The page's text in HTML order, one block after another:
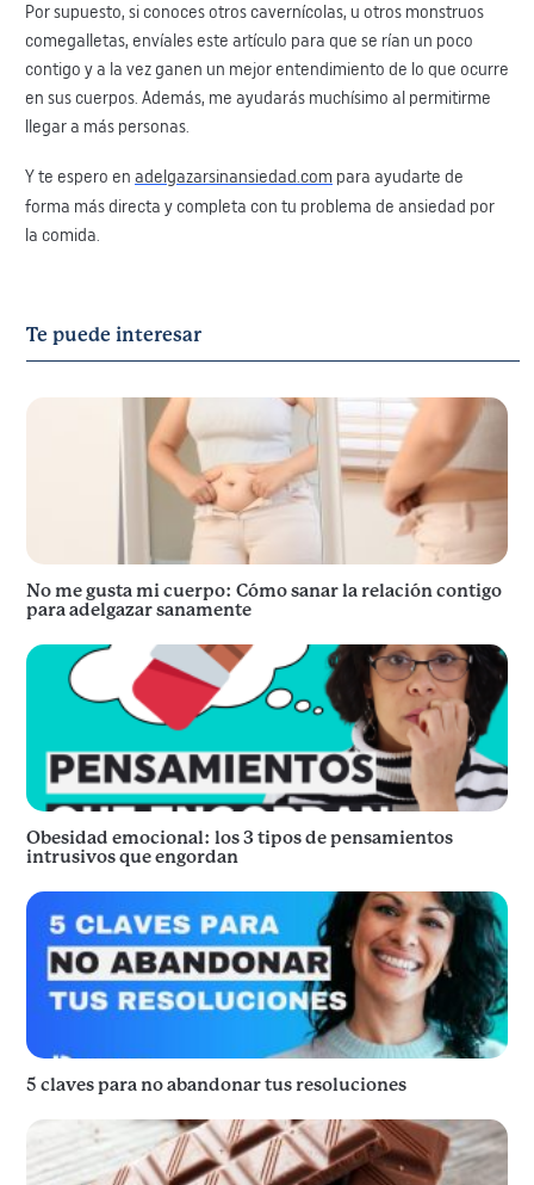
Por supuesto, si conoces otros cavernícolas, u otros monstruos
comegalletas, envíales este artículo para que se rían un poco
contigo y a la vez ganen un mejor entendimiento de lo que ocurre
en sus cuerpos. Además, me ayudarás muchísimo al permitirme
llegar a más personas.
Y te espero en adelgazarsinansiedad.com para ayudarte de
forma más directa y completa con tu problema de ansiedad por
la comida.
Te puede interesar
No me gusta mi cuerpo: Cómo sanar la relación contigo
para adelgazar sanamente
Obesidad emocional: los 3 tipos de pensamientos
intrusivos que engordan
5 claves para no abandonar tus resoluciones